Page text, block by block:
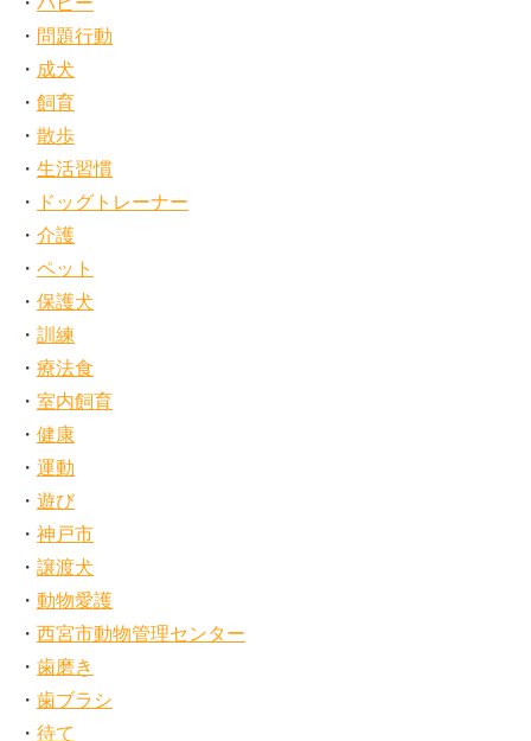
問題行動
成犬
飼育
散歩
生活習慣
ドッグトレーナー
介護
ペット
保護犬
訓練
療法食
室内飼育
健康
運動
遊び
神戸市
譲渡犬
動物愛護
西宮市動物管理センター
歯磨き
歯ブラシ
待て